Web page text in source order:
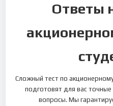
Ответы
Сложный тест по
подготовят для вас
вопросы. Мы